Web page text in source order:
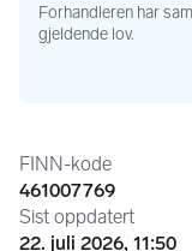
Forhandleren har
gjeldende lov.
FINN-kode
461007769
Sist oppdatert
22. juli 2026, 11:50